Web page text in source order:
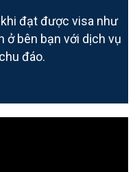
đạt được visa như
ở bên bạn với dịch vụ
đáo.